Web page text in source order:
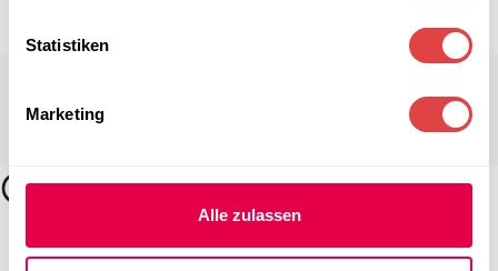
Statistiken
Marketing
Alle zulassen